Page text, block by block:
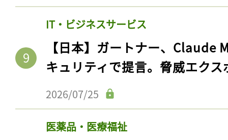
IT・ビジネスサービス
【日本】ガートナー、Claude
キュリティで提言。脅威エク
2026/07/25
医薬品・医療福祉